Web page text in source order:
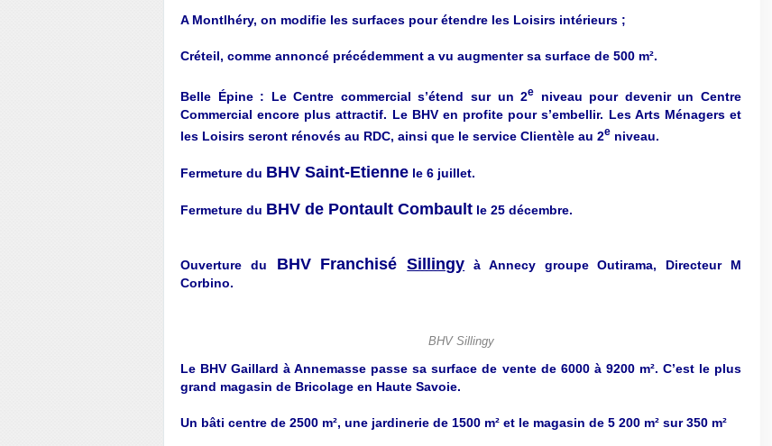
A Montlhéry, on modifie les surfaces pour étendre les Loisirs intérieurs ;
Créteil, comme annoncé précédemment a vu augmenter sa surface de 500 m².
Belle Épine : Le Centre commercial s’étend sur un 2e
niveau pour devenir un Centre
Commercial encore plus attractif. Le BHV en profite pour s’embellir. Les Arts Ménagers et
les Loisirs seront rénovés au RDC, ainsi que le service Clientèle au 2e niveau.
Fermeture du BHV Saint-Etienne le 6 juillet.
Fermeture du BHV de Pontault Combault le 25 décembre.
Ouverture du BHV FranchiséSillingy à Annecy groupe Outirama, Directeur M
Corbino.
BHV Sillingy
Le BHV Gaillard à Annemasse passe sa surface de vente de 6000 à 9200 m². C’est le plus
grand magasin de Bricolage en Haute Savoie.
Un bâti centre de 2500 m², une jardinerie de 1500 m² et le magasin de 5 200 m² sur 350 m²